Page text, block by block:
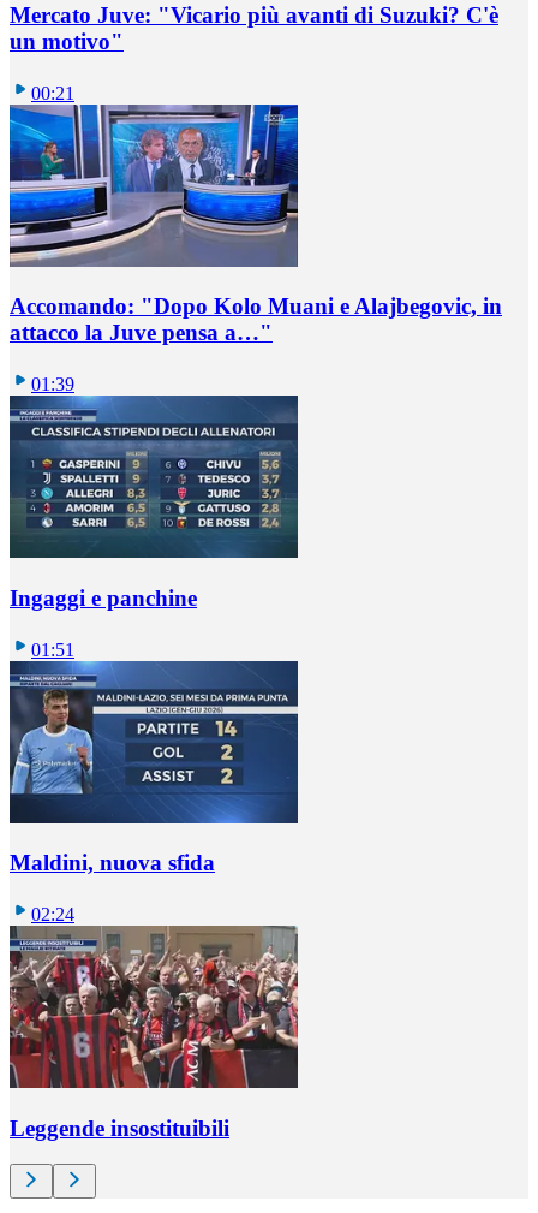
Mercato Juve: "Vicario più avanti di Suzuki? C'è
un motivo"
00:21
Accomando: "Dopo Kolo Muani e Alajbegovic, in
attacco la Juve pensa a…"
01:39
Ingaggi e panchine
01:51
Maldini, nuova sfida
02:24
Leggende insostituibili